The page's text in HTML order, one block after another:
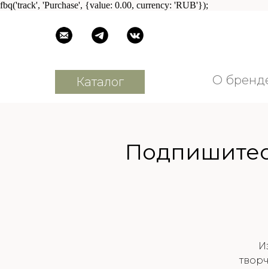
fbq('track', 'Purchase', {value: 0.00, currency: 'RUB'});
Каталог О